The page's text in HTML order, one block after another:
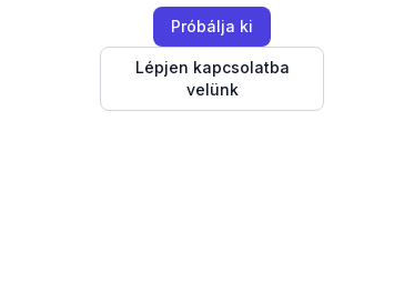
Próbálja ki
Lépjen kapcsolatba
velünk